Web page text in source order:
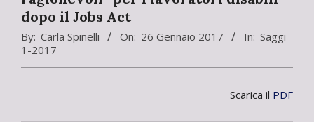
dopo il Jobs Act
By: Carla Spinelli On: 26 Gennaio 2017 In: Saggi
1-2017
Scarica il PDF